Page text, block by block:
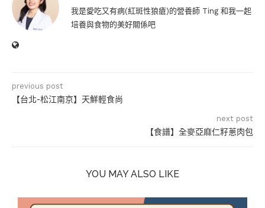
我是愛吃又有病(紅斑性狼瘡)的營養師 Ting 和我一起
培養與食物的美好關係吧
previous post
【台北-松江南京】天鮮輕食尚
next post
【食譜】全麥亞麻仁籽蔥肉包
YOU MAY ALSO LIKE